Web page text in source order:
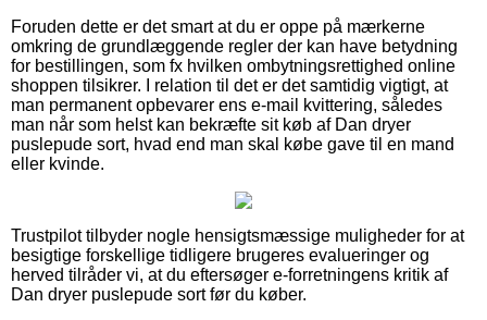
Foruden dette er det smart at du er oppe på mærkerne
omkring de grundlæggende regler der kan have betydning
for bestillingen, som fx hvilken ombytningsrettighed online
shoppen tilsikrer. I relation til det er det samtidig vigtigt, at
man permanent opbevarer ens e-mail kvittering, således
man når som helst kan bekræfte sit køb af Dan dryer
puslepude sort, hvad end man skal købe gave til en mand
eller kvinde.
Trustpilot tilbyder nogle hensigtsmæssige muligheder for at
besigtige forskellige tidligere brugeres evalueringer og
herved tilråder vi, at du eftersøger e-forretningens kritik af
Dan dryer puslepude sort før du køber.